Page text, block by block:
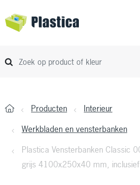
Producten
Interieur
Werkbladen en vensterbanken
Plastica Vensterbanken Classic
grijs 4100x250x40 mm,